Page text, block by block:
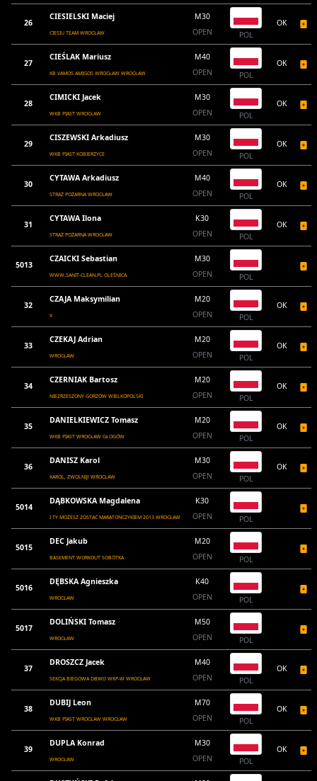
26
CIESIELSKI Maciej
CIESIU TEAM WROCŁAW
M30
OPEN
POL
OK
27
CIEŚLAK Mariusz
KB VAMOS AMIGOS WROCŁAW WROCŁAW
M40
OPEN
POL
OK
28
CIMICKI Jacek
WKB PIAST WROCŁAW
M30
OPEN
POL
OK
29
CISZEWSKI Arkadiusz
WKB PIAST KOBIERZYCE
M30
OPEN
POL
OK
30
CYTAWA Arkadiusz
STRAŻ POŻARNA WROCŁAW
M40
OPEN
POL
OK
31
CYTAWA Ilona
STRAŻ POŻARNA WROCŁAW
K30
OPEN
POL
OK
5013
CZAICKI Sebastian
WWW.SANIT-CLEAN.PL OLEŚNICA
M30
OPEN
POL
32
CZAJA Maksymilian
X
M20
OPEN
POL
OK
33
CZEKAJ Adrian
WROCŁAW
M20
OPEN
POL
OK
34
CZERNIAK Bartosz
NIEZRZESZONY GORZÓW WIELKOPOLSKI
M20
OPEN
POL
OK
35
DANIELKIEWICZ Tomasz
WKB PIAST WROCŁAW GŁOGÓW
M20
OPEN
POL
OK
36
DANISZ Karol
KAROL, ZWOLNIJ! WROCŁAW
M30
OPEN
POL
OK
5014
DĄBKOWSKA Magdalena
I TY MOŻESZ ZOSTAĆ MARATOŃCZYKIEM 2013 WROCŁAW
K30
OPEN
POL
5015
DEC Jakub
BASEMENT WORKOUT SOBÓTKA
M20
OPEN
POL
5016
DĘBSKA Agnieszka
WROCŁAW
K40
OPEN
POL
5017
DOLIŃSKI Tomasz
WROCŁAW
M50
OPEN
POL
37
DROSZCZ Jacek
SEKCJA BIEGOWA DBWD WKP-W WROCŁAW
M40
OPEN
POL
OK
38
DUBIJ Leon
WKB PIAST WROCŁAW WROCŁAW
M70
OPEN
POL
OK
39
DUPLA Konrad
WROCŁAW
M30
OPEN
POL
OK